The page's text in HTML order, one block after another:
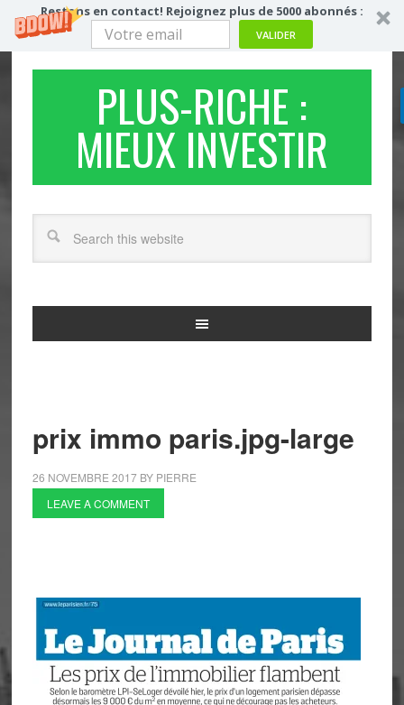
Restons en contact! Rejoignez plus de 5000 abonnés :
VALIDER
PLUS-RICHE :
MIEUX INVESTIR
prix immo paris.jpg-large
26 NOVEMBRE 2017BY PIERRE
LEAVE A COMMENT